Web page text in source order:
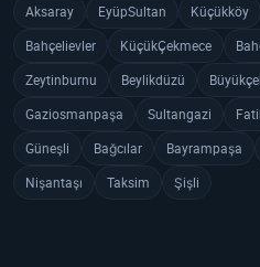
Aksaray
EyüpSultan Küçükköy
Bahçelievler
KüçükÇekmece
Zeytinburnu
Beylikdüzü
Gaziosmanpaşa
Sultangazi
Güneşli
Bağcılar Bayrampaşa
Nişantaşı
Taksim Şişli